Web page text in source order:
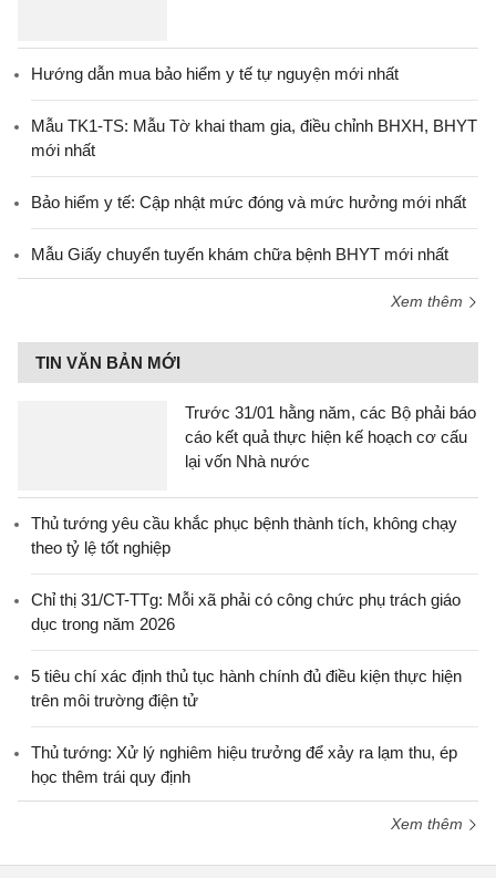
Hướng dẫn mua bảo hiểm y tế tự nguyện mới nhất
Mẫu TK1-TS: Mẫu Tờ khai tham gia, điều chỉnh BHXH, BHYT
mới nhất
Bảo hiểm y tế: Cập nhật mức đóng và mức hưởng mới nhất
Mẫu Giấy chuyển tuyến khám chữa bệnh BHYT mới nhất
Xem thêm
TIN VĂN BẢN MỚI
Trước 31/01 hằng năm, các Bộ phải báo
cáo kết quả thực hiện kế hoạch cơ cấu
lại vốn Nhà nước
Thủ tướng yêu cầu khắc phục bệnh thành tích, không chạy
theo tỷ lệ tốt nghiệp
Chỉ thị 31/CT-TTg: Mỗi xã phải có công chức phụ trách giáo
dục trong năm 2026
5 tiêu chí xác định thủ tục hành chính đủ điều kiện thực hiện
trên môi trường điện tử
Thủ tướng: Xử lý nghiêm hiệu trưởng để xảy ra lạm thu, ép
học thêm trái quy định
Xem thêm